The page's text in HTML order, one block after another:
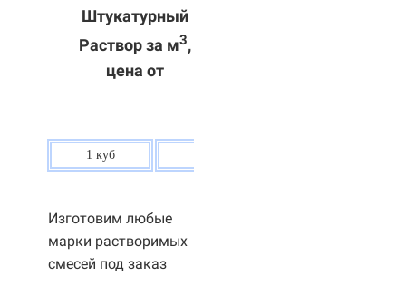
Штукатурный
Раствор за м3,
цена от
1 куб
Изготовим любые
марки растворимых
смесей под заказ